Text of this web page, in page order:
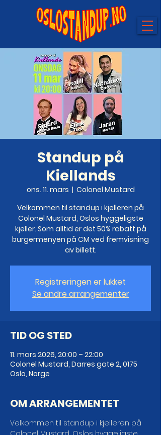
Standup på
Kiellands
ons. 11. mars
  |
Colonel Mustard
Velkommen til standup i kjelleren på
Colonel Mustard, Oslos hyggeligste
kjeller. Som alltid er det 50% rabatt på
burgermenyen på CM ved fremvisning
av billett.
Registreringen er lukket
Se andre arrangementer
TID OG STED
11. mars 2026, 20:00 – 22:00
Colonel Mustard, Darres gate 2, 0175
Oslo, Norge
OM ARRANGEMENTET
Velkommen til standup i kjelleren på